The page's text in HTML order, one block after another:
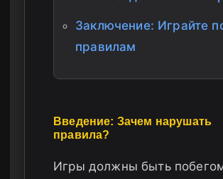
Заключение: Играйте
правилам
Введение: Зачем нарушать
правила?
Игры должны быть